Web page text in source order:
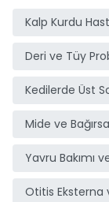
Kalp Kurdu
Deri ve Tüy
Kedilerde Üst
Mide ve
Yavru Bakımı
Otitis Eksterna